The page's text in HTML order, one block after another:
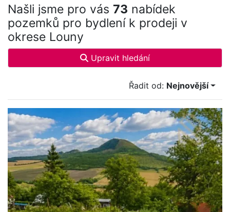
Našli jsme pro vás 73 nabídek
pozemků pro bydlení k prodeji v
okrese Louny
Upravit hledání
Řadit od: Nejnovější